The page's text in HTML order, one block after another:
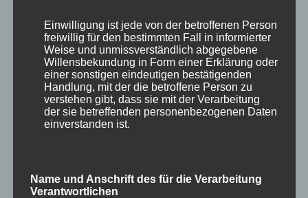
CURA SPORT ARTHRO
STAR PLUS
Einwilligung ist jede von der betroffenen Person
freiwillig für den bestimmten Fall in informierter
Weise und unmissverständlich abgegebene
Willensbekundung in Form einer Erklärung oder
einer sonstigen eindeutigen bestätigenden
Handlung, mit der die betroffene Person zu
verstehen gibt, dass sie mit der Verarbeitung
der sie betreffenden personenbezogenen Daten
einverstanden ist.
Name und Anschrift des für die Verarbeitung
Verantwortlichen